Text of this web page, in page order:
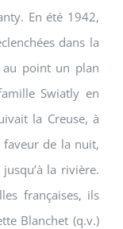
En été 1942,
dans la
au point un plan
Swiatly en
la Creuse, à
de la nuit,
la rivière.
françaises, ils
Blanchet (q.v.)